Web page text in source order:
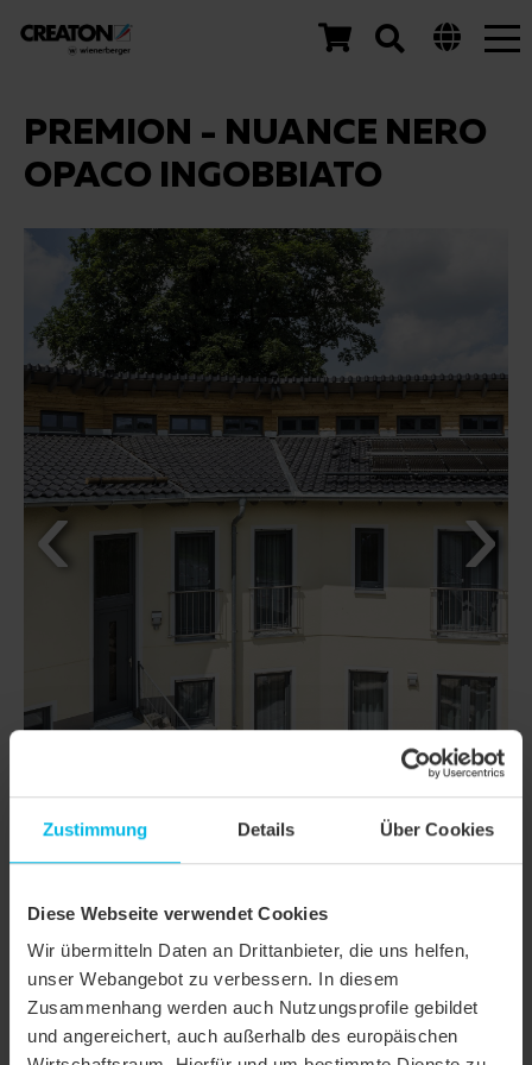
Zustimmung Details Über Cookies
Diese Webseite verwendet Cookies
Wir übermitteln Daten an Drittanbieter, die uns helfen,
unser Webangebot zu verbessern. In diesem
Zusammenhang werden auch Nutzungsprofile gebildet
und angereichert, auch außerhalb des europäischen
PREMION - NUANCE NERO
OPACO INGOBBIATO
DETTAGLI
CLASSI PREMION
Gruppo prodotto Tegole